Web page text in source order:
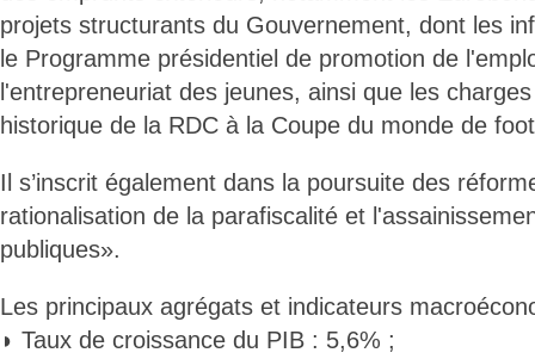
projets structurants du Gouvernement, dont les
le Programme présidentiel de promotion de
l'entrepreneuriat des jeunes, ainsi que les
historique de la RDC à la Coupe du monde de
Il s’inscrit également dans la poursuite des
rationalisation de la parafiscalité et
publiques».
Les principaux agrégats et indicateurs
◗ Taux de croissance du PIB : 5,6% ;